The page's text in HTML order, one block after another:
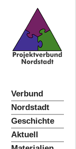
Verbund
Nordstadt
Geschichte
Aktuell